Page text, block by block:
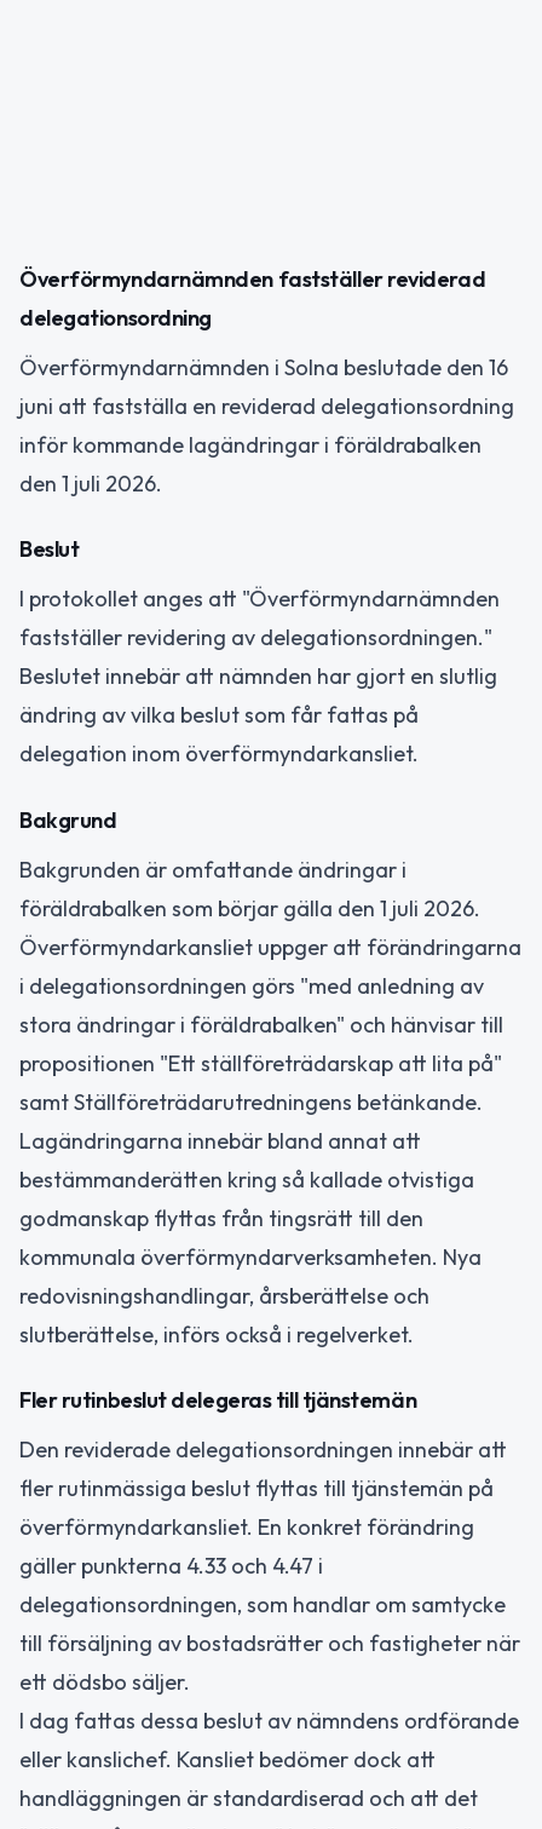
Överförmyndarnämnden fastställer reviderad
delegationsordning
Överförmyndarnämnden i Solna beslutade den 16
juni att fastställa en reviderad delegationsordning
inför kommande lagändringar i föräldrabalken
den 1 juli 2026.
Beslut
I protokollet anges att "Överförmyndarnämnden
fastställer revidering av delegationsordningen."
Beslutet innebär att nämnden har gjort en slutlig
ändring av vilka beslut som får fattas på
delegation inom överförmyndarkansliet.
Bakgrund
Bakgrunden är omfattande ändringar i
föräldrabalken som börjar gälla den 1 juli 2026.
Överförmyndarkansliet uppger att förändringarna
i delegationsordningen görs "med anledning av
stora ändringar i föräldrabalken" och hänvisar till
propositionen "Ett ställföreträdarskap att lita på"
samt Ställföreträdarutredningens betänkande.
Lagändringarna innebär bland annat att
bestämmanderätten kring så kallade otvistiga
godmanskap flyttas från tingsrätt till den
kommunala överförmyndarverksamheten. Nya
redovisningshandlingar, årsberättelse och
slutberättelse, införs också i regelverket.
Fler rutinbeslut delegeras till tjänstemän
Den reviderade delegationsordningen innebär att
fler rutinmässiga beslut flyttas till tjänstemän på
överförmyndarkansliet. En konkret förändring
gäller punkterna 4.33 och 4.47 i
delegationsordningen, som handlar om samtycke
till försäljning av bostadsrätter och fastigheter när
ett dödsbo säljer.
I dag fattas dessa beslut av nämndens ordförande
eller kanslichef. Kansliet bedömer dock att
handläggningen är standardiserad och att det